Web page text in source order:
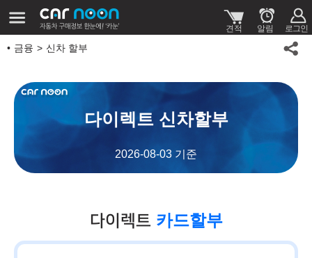
금융 신차 할부
다이렉트 신차할부
2026-08-03 기준
다이렉트 카드할부